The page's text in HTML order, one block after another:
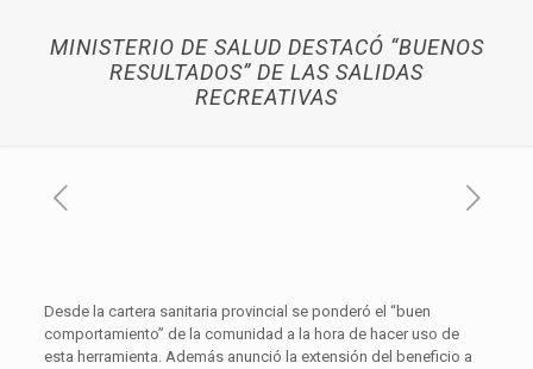
MINISTERIO DE SALUD DESTACÓ “BUENOS
RESULTADOS” DE LAS SALIDAS
RECREATIVAS
Desde la cartera sanitaria provincial se ponderó el “buen
comportamiento” de la comunidad a la hora de hacer uso de
esta herramienta. Además anunció la extensión del beneficio a